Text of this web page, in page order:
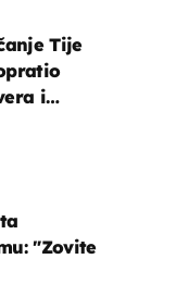
Tije
i
"Zovite